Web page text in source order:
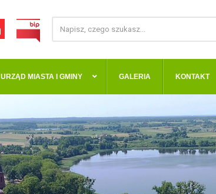
URZĄD MIASTA I GMINY GALERIA KONTAKT